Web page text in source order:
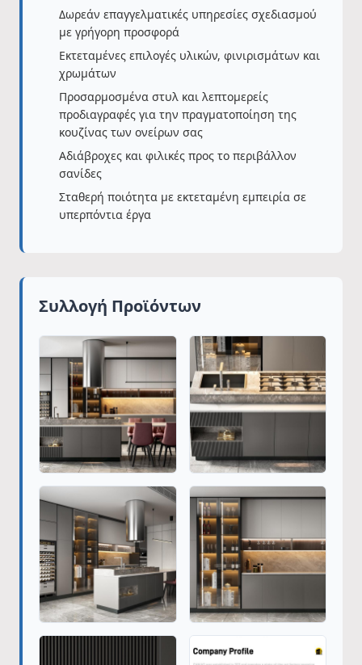
Δωρεάν επαγγελματικές υπηρεσίες σχεδιασμού
με γρήγορη προσφορά
Εκτεταμένες επιλογές υλικών, φινιρισμάτων και
χρωμάτων
Προσαρμοσμένα στυλ και λεπτομερείς
προδιαγραφές για την πραγματοποίηση της
κουζίνας των ονείρων σας
Αδιάβροχες και φιλικές προς το περιβάλλον
σανίδες
Σταθερή ποιότητα με εκτεταμένη εμπειρία σε
υπερπόντια έργα
Συλλογή Προϊόντων